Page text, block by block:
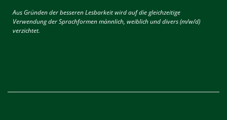
Aus Gründen der besseren Lesbarkeit wird auf die gleichzeitige
Verwendung der Sprachformen männlich, weiblich und divers (m/w/d)
verzichtet.